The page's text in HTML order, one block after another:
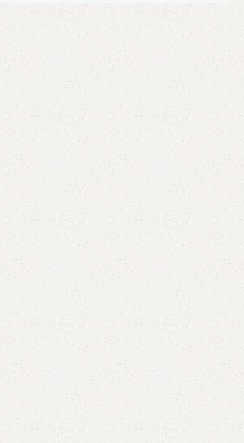
составляла 850,00 ₴.